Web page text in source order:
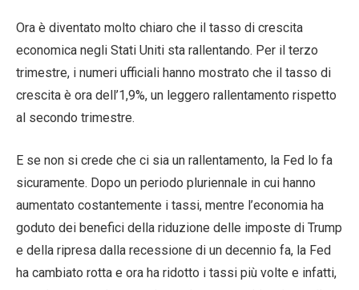
Ora è diventato molto chiaro che il tasso di crescita
economica negli Stati Uniti sta rallentando. Per il terzo
trimestre, i numeri ufficiali hanno mostrato che il tasso di
crescita è ora dell’1,9%, un leggero rallentamento rispetto
al secondo trimestre.
E se non si crede che ci sia un rallentamento, la Fed lo fa
sicuramente. Dopo un periodo pluriennale in cui hanno
aumentato costantemente i tassi, mentre l’economia ha
goduto dei benefici della riduzione delle imposte di Trump
e della ripresa dalla recessione di un decennio fa, la Fed
ha cambiato rotta e ora ha ridotto i tassi più volte e infatti,